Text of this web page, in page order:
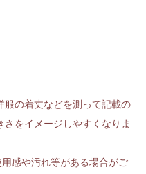
服の着丈などを測って記載の
をイメージしやすくなりま
感や汚れ等がある場合がご